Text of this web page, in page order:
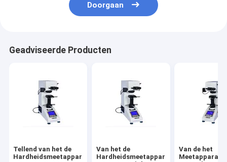
Doorgaan
Geadviseerde Producten
Tellend van het de
Hardheidsmeetapparaat
Van het de
Hardheidsmeetapparaat
Van de het
Meetapparaat